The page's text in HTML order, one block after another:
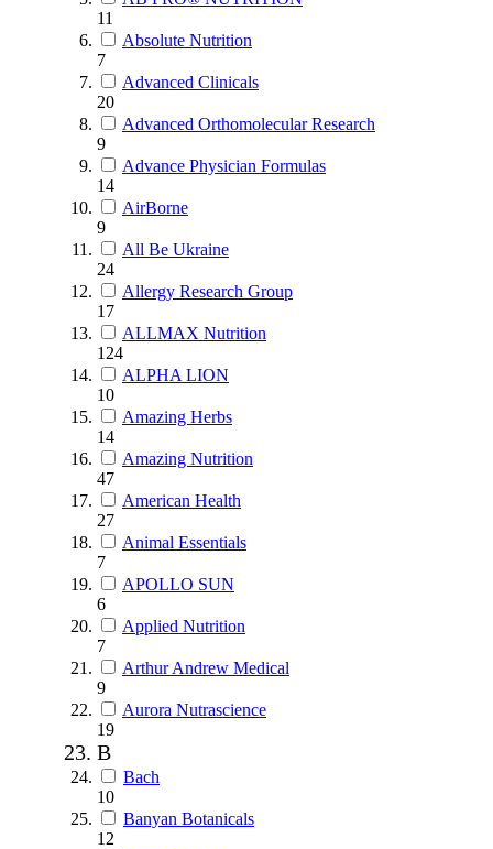
11
Absolute Nutrition
7
Advanced Clinicals
20
Advanced Orthomolecular Research
9
Advance Physician Formulas
14
AirBorne
9
All Be Ukraine
24
Allergy Research Group
17
ALLMAX Nutrition
124
ALPHA LION
10
Amazing Herbs
14
Amazing Nutrition
47
American Health
27
Animal Essentials
7
APOLLO SUN
6
Applied Nutrition
7
Arthur Andrew Medical
9
Aurora Nutrascience
19
B
Bach
10
Banyan Botanicals
12